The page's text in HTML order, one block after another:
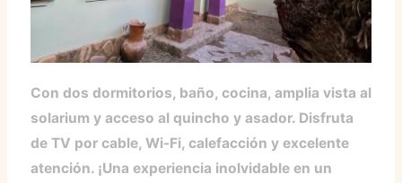
Con dos dormitorios, baño, cocina, amplia vista al
solarium y acceso al quincho y asador. Disfruta
de TV por cable, Wi-Fi, calefacción y excelente
atención. ¡Una experiencia inolvidable en un